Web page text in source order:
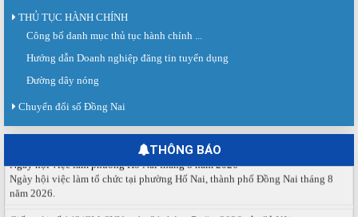
THỦ TỤC HÀNH CHÍNH
Công bố danh mục thủ tục hành chính ...
Hướng dẫn Doanh nghiệp đăng tin tuyển dụng
Đường dây nóng
Chuyển đổi số Đồng Nai
THÔNG BÁO
Sàn giao dịch việc làm lần thứ 08 năm 2026: Hơn 4.300 cơ hội...
Sáng ngày 03/8/2026, Trung tâm Dịch vụ việc làm Đồng Nai tổ chức Sàn giao
Báo cáo số 141/BC-TTDVVL của Trung tâm Dịch vụ việc làm Đồng...
Báo cáo kết quả tổ chức Sàn giao dịch việc làm lần thứ 08/2026 ngày 03
tháng 08 năm 2026.
Ngày hội việc làm phường Hố Nai tháng 8 năm 2026
Ngày hội việc làm tổ chức tại phường Hố Nai, thành phố Đồng Nai tháng 8
năm 2026.